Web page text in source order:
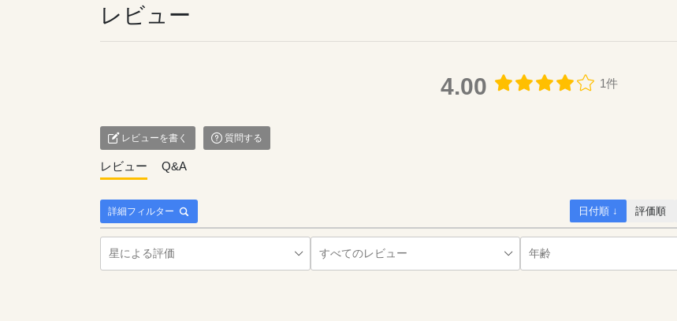
レビュー
4.00 1件
レビューを書く 質問する
レビュー Q&A
詳細フィルター 日付順 ↓ 評価順